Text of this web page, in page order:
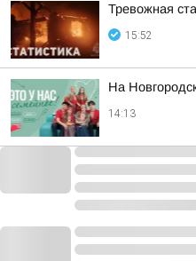
Тревожная
15:52
На
14:13